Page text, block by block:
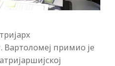
примио је